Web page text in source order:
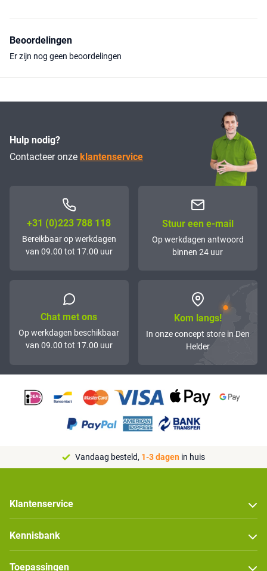
Beoordelingen
Er zijn nog geen beoordelingen
Hulp nodig?
Contacteer onze klantenservice
+31 (0)223 788 118
Bereikbaar op werkdagen
van 09.00 tot 17.00 uur
Stuur een e-mail
Op werkdagen antwoord
binnen 24 uur
Chat met ons
Op werkdagen beschikbaar
van 09.00 tot 17.00 uur
Kom langs!
In onze concept store in Den
Helder
Vandaag besteld, 1-3 dagen in huis
Klantenservice
Kennisbank
Toepassingen